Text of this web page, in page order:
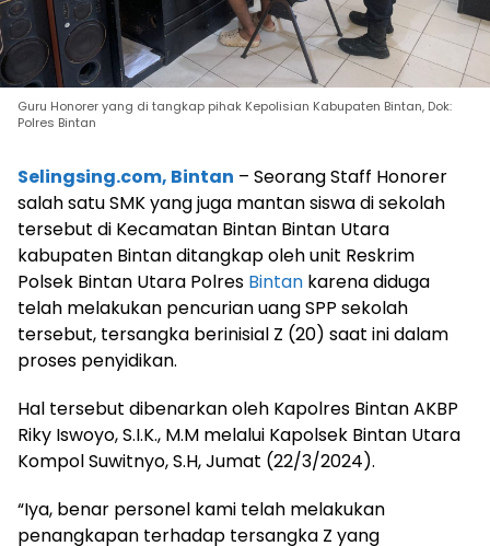
Guru Honorer yang di tangkap pihak Kepolisian Kabupaten Bintan, Dok:
Polres Bintan
Selingsing.com, Bintan – Seorang Staff Honorer
salah satu SMK yang juga mantan siswa di sekolah
tersebut di Kecamatan Bintan Bintan Utara
kabupaten Bintan ditangkap oleh unit Reskrim
Polsek Bintan Utara Polres Bintan karena diduga
telah melakukan pencurian uang SPP sekolah
tersebut, tersangka berinisial Z (20) saat ini dalam
proses penyidikan.
Hal tersebut dibenarkan oleh Kapolres Bintan AKBP
Riky Iswoyo, S.I.K., M.M melalui Kapolsek Bintan Utara
Kompol Suwitnyo, S.H, Jumat (22/3/2024).
“Iya, benar personel kami telah melakukan
penangkapan terhadap tersangka Z yang